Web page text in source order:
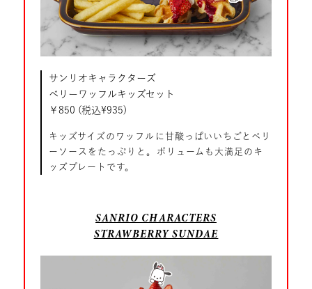
サンリオキャラクターズ
ベリーワッフルキッズセット
￥850 (税込¥935)
キッズサイズのワッフルに甘酸っぱいいちごとベリ
ーソースをたっぷりと。ボリュームも大満足のキ
ッズプレートです。
SANRIO CHARACTERS
STRAWBERRY SUNDAE